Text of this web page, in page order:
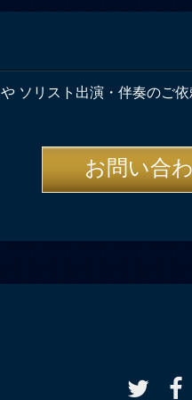
ソリスト出演・伴奏のご
お問い合